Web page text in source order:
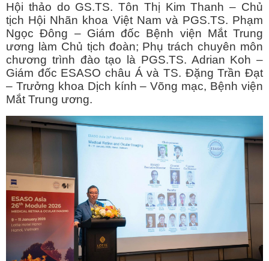
Hội thảo do GS.TS. Tôn Thị Kim Thanh – Chủ
tịch Hội Nhãn khoa Việt Nam và PGS.TS. Phạm
Ngọc Đông – Giám đốc Bệnh viện Mắt Trung
ương làm Chủ tịch đoàn; Phụ trách chuyên môn
chương trình đào tạo là PGS.TS. Adrian Koh –
Giám đốc ESASO châu Á và TS. Đặng Trần Đạt
– Trưởng khoa Dịch kính – Võng mạc, Bệnh viện
Mắt Trung ương.